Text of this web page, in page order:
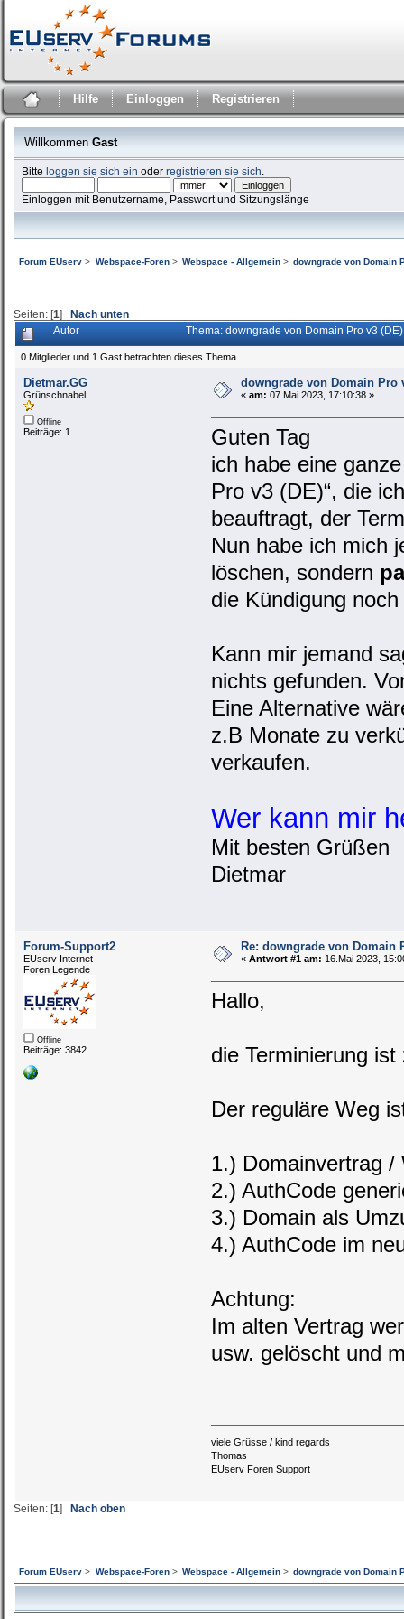
Hilfe Einloggen Registrieren
Willkommen Gast
Bitteloggen sie sich ein oderregistrieren sie sich
Einloggen mit Benutzername, Passwort und Sitzungslänge
Forum EUserv > Webspace-Foren> Webspace - Allgemein> downgrade von Domain
Seiten: [1] Nach unten
Autor Thema: downgrade von Domain Pro v3
0 Mitglieder und 1 Gast betrachten dieses Thema.
Dietmar.GG
Grünschnabel
Offline
Beiträge: 1
downgrade von Domain Pro
« am: 07.Mai 2023, 17:10:38 »
Guten Tag
ich habe eine
Pro v3 (DE)“, die
beauftragt, der
Nun habe ich mich
löschen, sondern
die Kündigung
Kann mir jemand
nichts gefunden.
Eine Alternative
z.B Monate zu
verkaufen.
Wer kann mir
Mit besten Grüßen
Dietmar
Forum-Support2
EUserv Internet
Foren Legende
Offline
Beiträge: 3842
Re: downgrade von Domain
« Antwort #1 am: 16.Mai 2023,
Hallo,
die Terminierung ist
Der reguläre Weg
1.) Domainvertrag /
2.) AuthCode
3.) Domain als
4.) AuthCode im
Achtung:
Im alten Vertrag
usw. gelöscht und
viele Grüsse / kind regards
Thomas
EUserv Foren Support
---
Seiten: [1] Nach oben
Forum EUserv > Webspace-Foren> Webspace - Allgemein> downgrade von Domain